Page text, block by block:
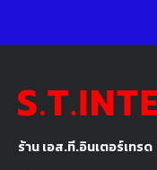
ร้าน เอส.ที.อินเตอร์เทรด